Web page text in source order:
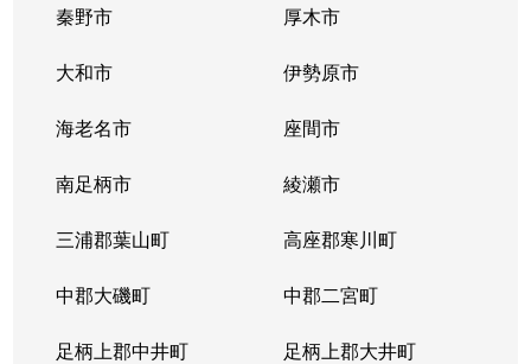
秦野市 厚木市
大和市 伊勢原市
海老名市 座間市
南足柄市 綾瀬市
三浦郡葉山町 高座郡寒川町
中郡大磯町 中郡二宮町
足柄上郡中井町 足柄上郡大井町